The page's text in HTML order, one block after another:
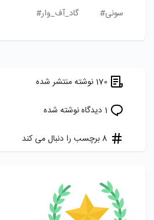
سونی# گاد_آف_وار#